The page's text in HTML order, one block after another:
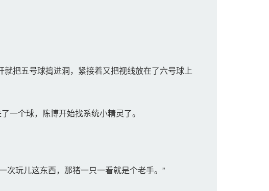
把五号球捣进洞，紧接着又把视线放在了六号球上
一个球，陈博开始找系统小精灵了。
玩儿这东西，那猪一只一看就是个老手。”